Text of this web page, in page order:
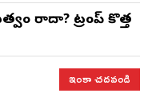
రాదా? ట్రంప్ కొత్త
ఇంకా చదవండి